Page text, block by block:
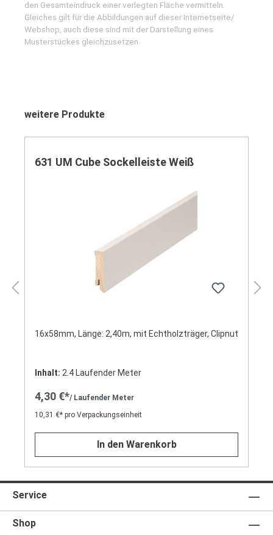
den Gesamteindruck einer verlegten Fläche vermitteln.
Gleiches gilt für die Abbildungen auf dieser Internetseite/
Webshop, auch diese sind mit der Darstellung eines
Musterstückes gleichzusetzen.
Produktgalerie überspringen
weitere Produkte
631 UM Cube Sockelleiste Weiß
16x58mm, Länge: 2,40m, mit Echtholzträger, Clipnut
Inhalt: 2.4 Laufender Meter
4,30 €*/ Laufender Meter
10,31 €* pro Verpackungseinheit
In den Warenkorb
Service
Shop